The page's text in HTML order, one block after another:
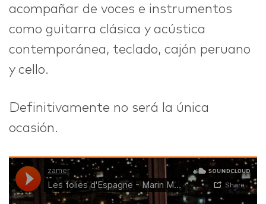
acompañar de voces e instrumentos
como guitarra clásica y acústica
contemporánea, teclado, cajón peruano
y cello.
Definitivamente no será la única
ocasión.
CONTACT
hi@nett.mx